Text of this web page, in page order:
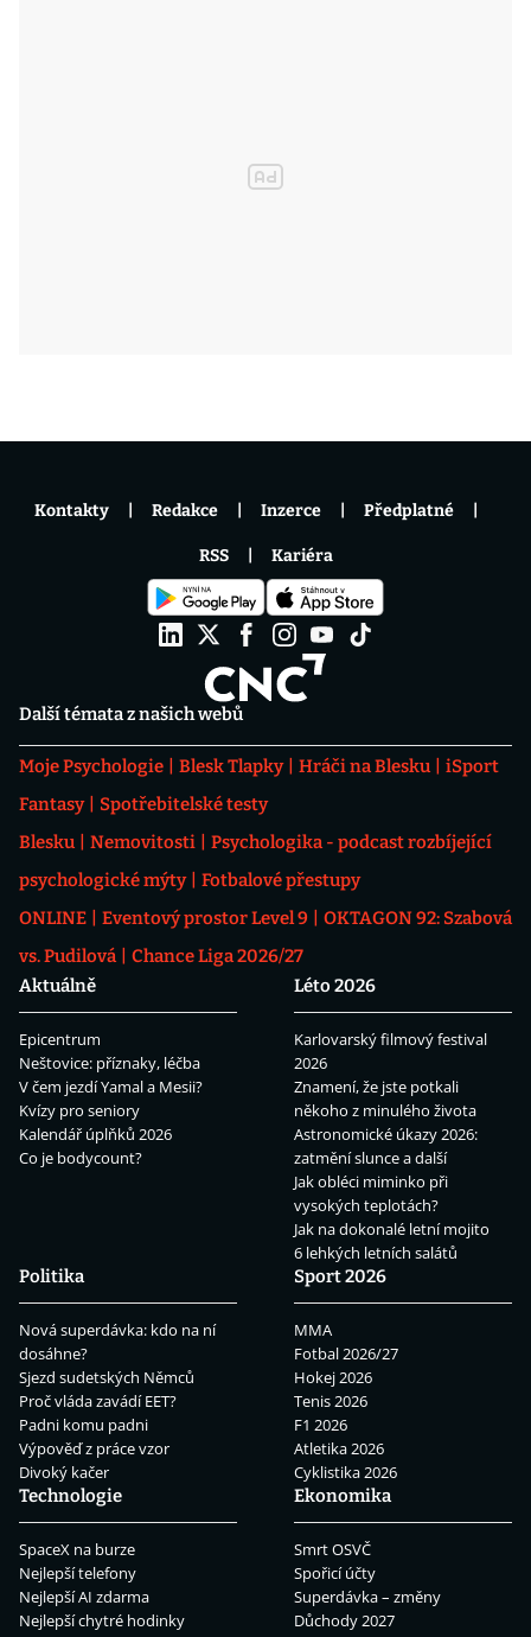
Další témata z našich webů
Moje Psychologie Blesk Tlapky Hráči na Blesku
iSport
Fantasy
Spotřebitelské testy
Blesku
Nemovitosti
Psychologika - podcast rozbíjející
psychologické mýty
Fotbalové přestupy
ONLINE
Eventový prostor Level 9
OKTAGON 92: Szabová
vs. Pudilová
Chance Liga 2026/27
Aktuálně
Epicentrum
Neštovice: příznaky, léčba
V čem jezdí Yamal a Mesii?
Kvízy pro seniory
Kalendář úplňků 2026
Co je bodycount?
Léto 2026
Karlovarský filmový festival
2026
Znamení, že jste potkali
někoho z minulého života
Astronomické úkazy 2026:
zatmění slunce a další
Jak obléci miminko při
vysokých teplotách?
Jak na dokonalé letní mojito
6 lehkých letních salátů
Politika
Nová superdávka: kdo na ní
dosáhne?
Sjezd sudetských Němců
Proč vláda zavádí EET?
Padni komu padni
Výpověď z práce vzor
Divoký kačer
Sport 2026
MMA
Fotbal 2026/27
Hokej 2026
Tenis 2026
F1 2026
Atletika 2026
Cyklistika 2026
Technologie
SpaceX na burze
Nejlepší telefony
Nejlepší AI zdarma
Nejlepší chytré hodinky
Ekonomika
Smrt OSVČ
Spořicí účty
Superdávka – změny
Důchody 2027
Kontakty Redakce Inzerce Předplatné
RSS Kariéra